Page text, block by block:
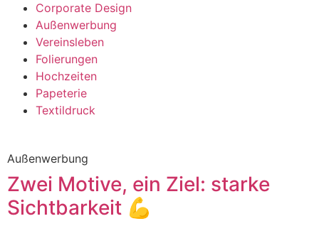
Corporate Design
Außenwerbung
Vereinsleben
Folierungen
Hochzeiten
Papeterie
Textildruck
Außenwerbung
Zwei Motive, ein Ziel: starke
Sichtbarkeit 💪